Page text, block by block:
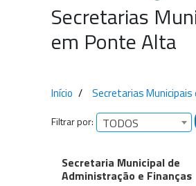
Secretarias
em Ponte Alta
Início Secretarias
Filtrar por: TODOS
Empresas
Secretaria Municipal de
Administração e Finanças